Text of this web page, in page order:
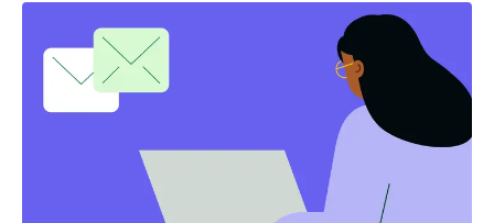
Otevře se v novém okně